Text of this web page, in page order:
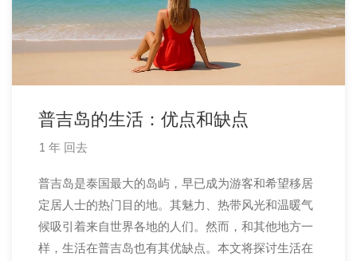
普吉岛的生活：优点和缺点
1 年 回去
普吉岛是泰国最大的岛屿，早已成为游客和希望移居
定居人士的热门目的地。其魅力、热带风光和温暖气
候吸引着来自世界各地的人们。然而，和其他地方一
样，生活在普吉岛也有其优缺点。本文将探讨生活在